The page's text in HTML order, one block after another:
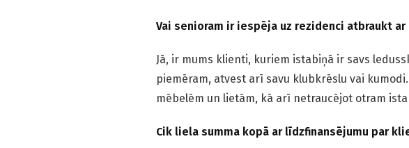
Vai senioram ir iespēja uz rezidenci atbraukt ar
Jā, ir mums klienti, kuriem istabiņā ir savs
piemēram, atvest arī savu klubkrēslu vai
mēbelēm un lietām, kā arī netraucējot otram
Cik liela summa kopā ar līdzfinansējumu par